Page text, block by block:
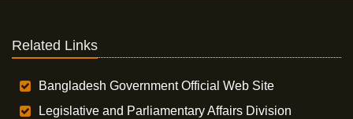
Related Links
Bangladesh Government Official Web Site
Legislative and Parliamentary Affairs Division